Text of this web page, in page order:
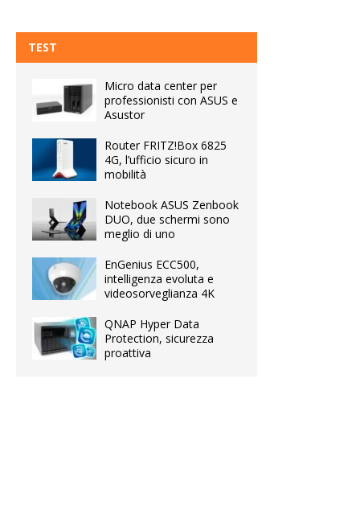
TEST
Micro data center per
professionisti con ASUS e
Asustor
Router FRITZ!Box 6825
4G, l’ufficio sicuro in
mobilità
Notebook ASUS Zenbook
DUO, due schermi sono
meglio di uno
EnGenius ECC500,
intelligenza evoluta e
videosorveglianza 4K
QNAP Hyper Data
Protection, sicurezza
proattiva